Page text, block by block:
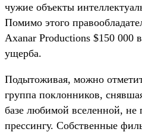
чужие объекты
Помимо этого
Axanar Productions $150 000
ущерба.
Подытоживая, можно
группа поклонников,
базе любимой вселенной, не
прессингу. Собственные